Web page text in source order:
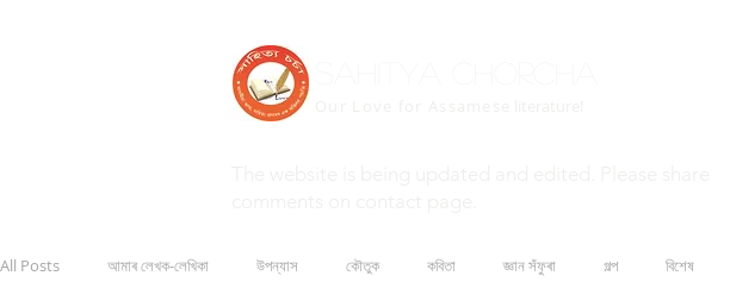
All Posts আমাৰ লেখক-লেখিকা উপন্যাস কৌতুক কবিতা জ্ঞান সঁফুৰা গল্প বিশেষ